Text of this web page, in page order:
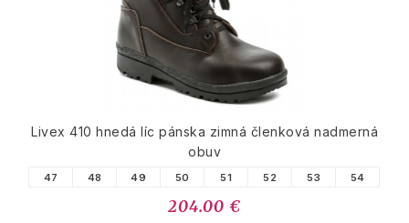
Livex 410 hnedá líc pánska zimná členková nadmerná
obuv
47 48 49 50 51 52 53 54
204.00 €